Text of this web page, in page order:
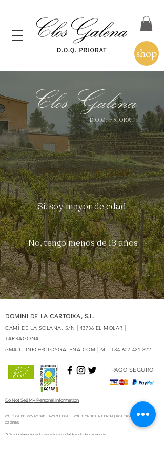
shop
Clos Galena
D.O.Q. PRIORAT
¿Eres Mayor de Edad?
Sí, soy mayor de edad
No, tengo menos de 18 años
DOMINI DE LA CARTOIXA, S.L.
CAMÍ DE LA SOLANA, S/N | 43736 EL MOLAR |
TARRAGONA
eMAIL: INFO@CLOSGALENA.COM | M.: +34 607 421 822
PAGO SEGURO
Do Not Sell My Personal Information
POLÍTICA DE PRIVACIDAD | AVISO LEGAL | POLÍTICA DE LA TIENDA | POLÍTICA DE
COOKIES
“Clos Galena ha sido beneficiaria del Fondo Europeo de